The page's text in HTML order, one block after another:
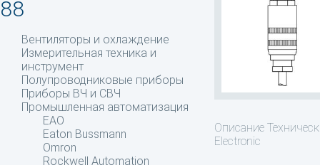
88
Вентиляторы и охлаждение
Измерительная техника и
инструмент
Полупроводниковые приборы
Приборы ВЧ и СВЧ
Промышленная автоматизация
EAO
Eaton Bussmann
Omron
Rockwell Automation
Описание
Electronic